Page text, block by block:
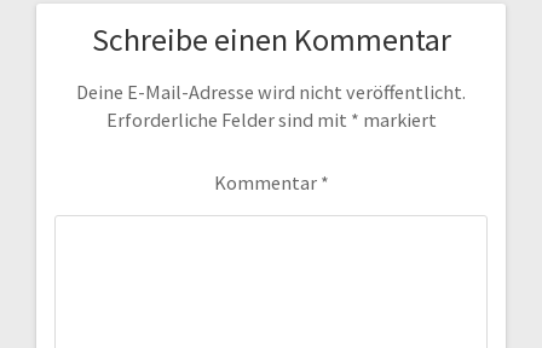
Schreibe einen Kommentar
Deine E-Mail-Adresse wird nicht veröffentlicht.
Erforderliche Felder sind mit * markiert
Kommentar *